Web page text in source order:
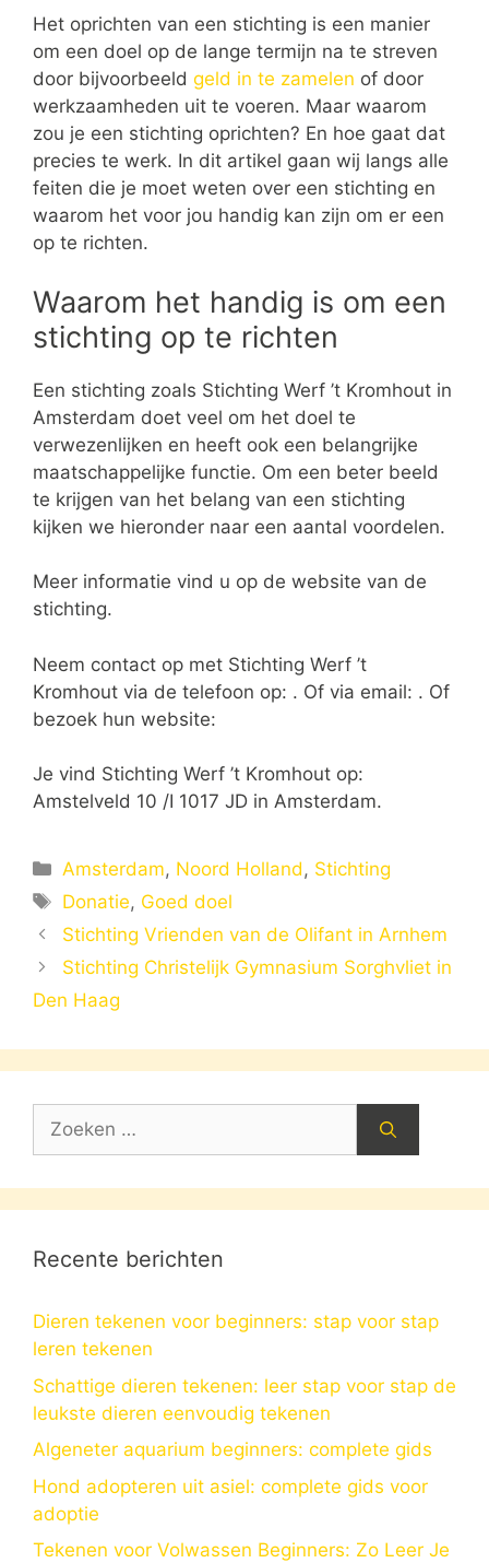
Het oprichten van een stichting is een manier
om een doel op de lange termijn na te streven
door bijvoorbeeld geld in te zamelen of door
werkzaamheden uit te voeren. Maar waarom
zou je een stichting oprichten? En hoe gaat dat
precies te werk. In dit artikel gaan wij langs alle
feiten die je moet weten over een stichting en
waarom het voor jou handig kan zijn om er een
op te richten.
Waarom het handig is om een
stichting op te richten
Een stichting zoals Stichting Werf ’t Kromhout in
Amsterdam doet veel om het doel te
verwezenlijken en heeft ook een belangrijke
maatschappelijke functie. Om een beter beeld
te krijgen van het belang van een stichting
kijken we hieronder naar een aantal voordelen.
Meer informatie vind u op de website van de
stichting.
Neem contact op met Stichting Werf ’t
Kromhout via de telefoon op: . Of via email: . Of
bezoek hun website:
Je vind Stichting Werf ’t Kromhout op:
Amstelveld 10 /I 1017 JD in Amsterdam.
Categorieën
Amsterdam, Noord Holland, Stichting
Tags
Donatie, Goed doel
Stichting Vrienden van de Olifant in Arnhem
Stichting Christelijk Gymnasium Sorghvliet in
Den Haag
Zoek
Recente berichten
Dieren tekenen voor beginners: stap voor stap
leren tekenen
Schattige dieren tekenen: leer stap voor stap de
leukste dieren eenvoudig tekenen
Algeneter aquarium beginners: complete gids
Hond adopteren uit asiel: complete gids voor
adoptie
Tekenen voor Volwassen Beginners: Zo Leer Je